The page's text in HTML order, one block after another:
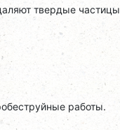
твердые
работы.